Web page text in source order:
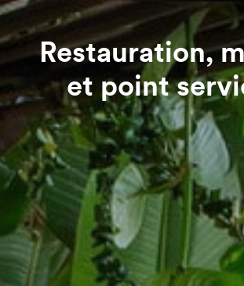
Restauration,
et point